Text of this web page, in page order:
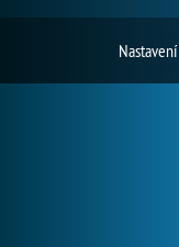
Nastavení